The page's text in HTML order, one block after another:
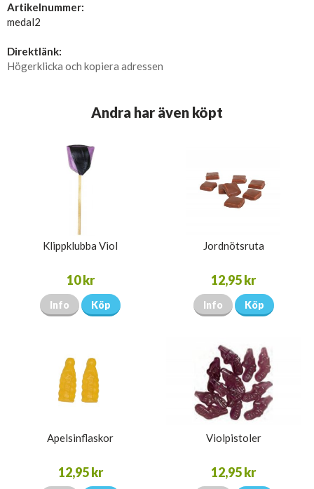
Artikelnummer:
medal2
Direktlänk:
Högerklicka och kopiera adressen
Andra har även köpt
Klippklubba Viol
10 kr
Info Köp
Jordnötsruta
12,95 kr
Info Köp
Apelsinflaskor
12,95 kr
Violpistoler
12,95 kr